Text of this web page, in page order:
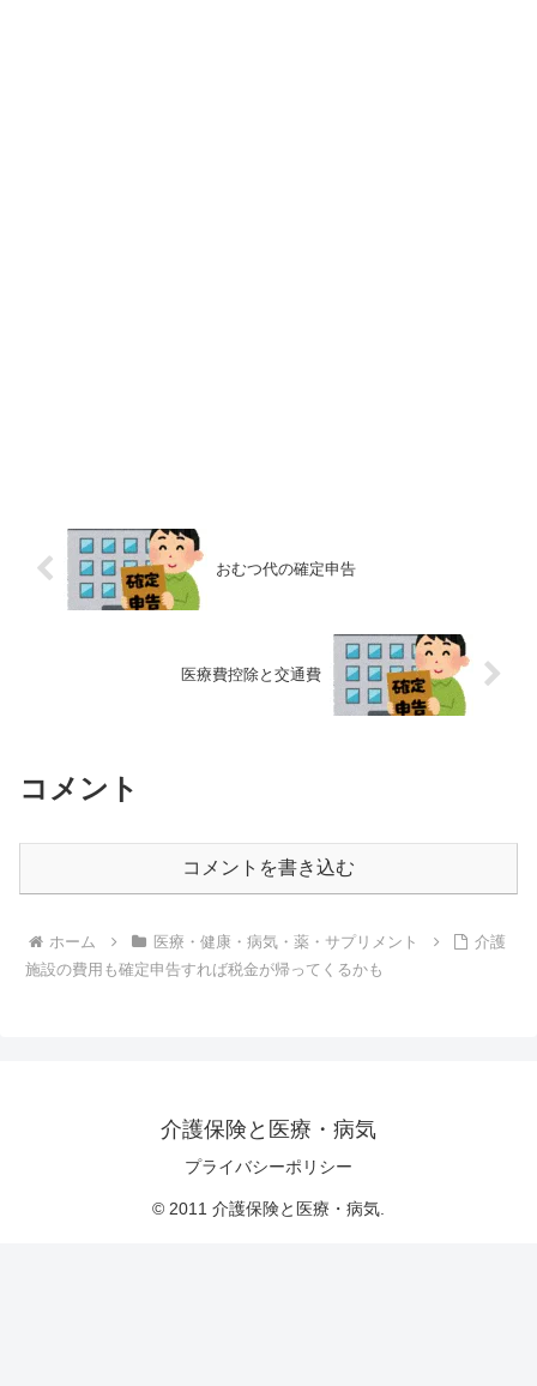
おむつ代の確定申告
医療費控除と交通費
コメント
コメントを書き込む
ホーム 医療・健康・病気・薬・サプリメント
介護
施設の費用も確定申告すれば税金が帰ってくるかも
介護保険と医療・病気
プライバシーポリシー
© 2011 介護保険と医療・病気.